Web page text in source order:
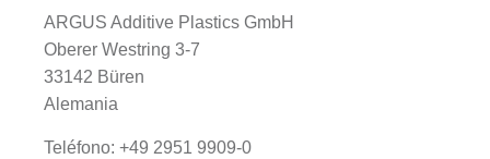
ARGUS Additive Plastics GmbH
Oberer Westring 3-7
33142 Büren
Alemania
Teléfono: +49 2951 9909-0